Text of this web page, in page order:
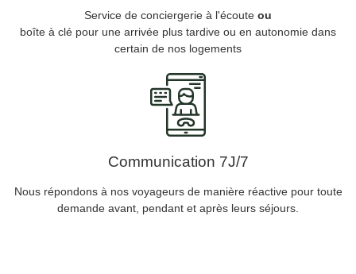
Service de conciergerie à l'écoute ou
boîte à clé pour une arrivée plus tardive ou en autonomie dans
certain de nos logements
Communication 7J/7
Nous répondons à nos voyageurs de manière réactive pour toute
demande avant, pendant et après leurs séjours.